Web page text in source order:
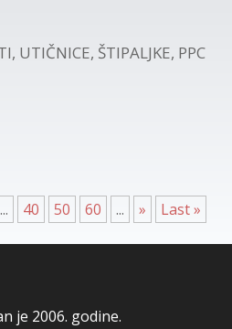
UTIČNICE, ŠTIPALJKE, PPC
... 40 50 60 ... » Last »
je 2006. godine.